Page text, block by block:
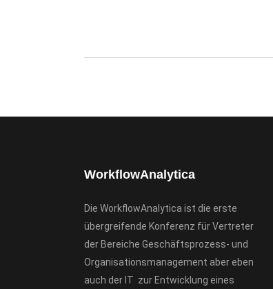
WorkflowAnalytica
Die WorkflowAnalytica ist die erste
übergreifende Konferenz für Vertreter
der Bereiche Geschäftsprozess- und
Organisationsmanagement aber eben
auch der IT zur Entwicklung eines